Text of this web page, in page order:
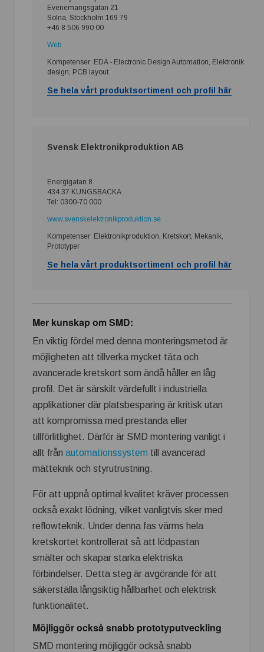
Evenemangsgatan 21
Solna, Stockholm 169 79
+46 8 506 990 00
Web
Kompetenser: EDA - Electronic Design Automation, Elektronik
design, PCB layout
Se hela vårt produktsortiment och profil här
Svensk Elektronikproduktion AB
Energigatan 8
434 37 KUNGSBACKA
Tel: 0300-70 000
www.svenskelektronikproduktion.se
Kompetenser: Elektronikproduktion, Kretskort, Mekanik,
Prototyper
Se hela vårt produktsortiment och profil här
Mer kunskap om SMD:
En viktig fördel med denna monteringsmetod är
möjligheten att tillverka mycket täta och
avancerade kretskort som ändå håller en låg
profil. Det är särskilt värdefullt i industriella
applikationer där platsbesparing är kritisk utan
att kompromissa med prestanda eller
tillförlitlighet. Därför är SMD montering vanligt i
allt från automationssystem till avancerad
mätteknik och styrutrustning.
För att uppnå optimal kvalitet kräver processen
också exakt lödning, vilket vanligtvis sker med
reflowteknik. Under denna fas värms hela
kretskortet kontrollerat så att lödpastan
smälter och skapar starka elektriska
förbindelser. Detta steg är avgörande för att
säkerställa långsiktig hållbarhet och elektrisk
funktionalitet.
Möjliggör också snabb prototyputveckling
SMD montering möjliggör också snabb